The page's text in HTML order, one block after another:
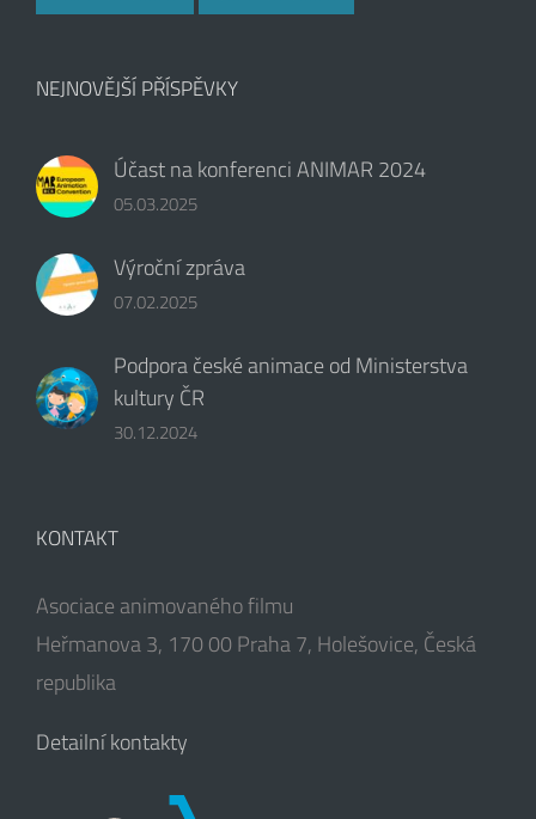
NEJNOVĚJŠÍ PŘÍSPĚVKY
Účast na konferenci ANIMAR 2024
05.03.2025
Výroční zpráva
07.02.2025
Podpora české animace od Ministerstva
kultury ČR
30.12.2024
KONTAKT
Asociace animovaného filmu
Heřmanova 3, 170 00 Praha 7, Holešovice, Česká
republika
Detailní kontakty